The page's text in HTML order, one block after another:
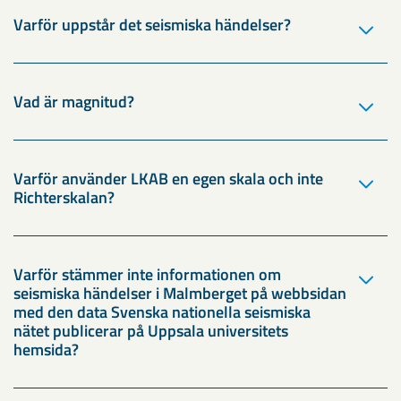
Varför uppstår det seismiska händelser?
Vad är magnitud?
Varför använder LKAB en egen skala och inte
Richterskalan?
Varför stämmer inte informationen om
seismiska händelser i Malmberget på webbsidan
med den data Svenska nationella seismiska
nätet publicerar på Uppsala universitets
hemsida?